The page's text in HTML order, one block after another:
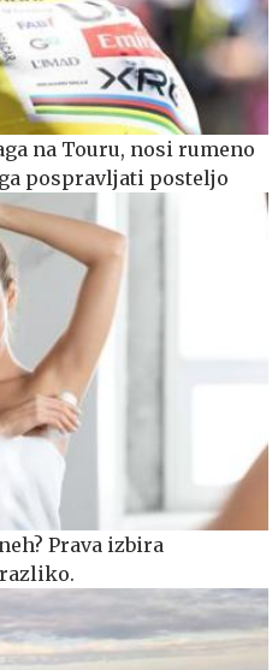
na Touru, nosi rumeno
pospravljati posteljo
Prava izbira